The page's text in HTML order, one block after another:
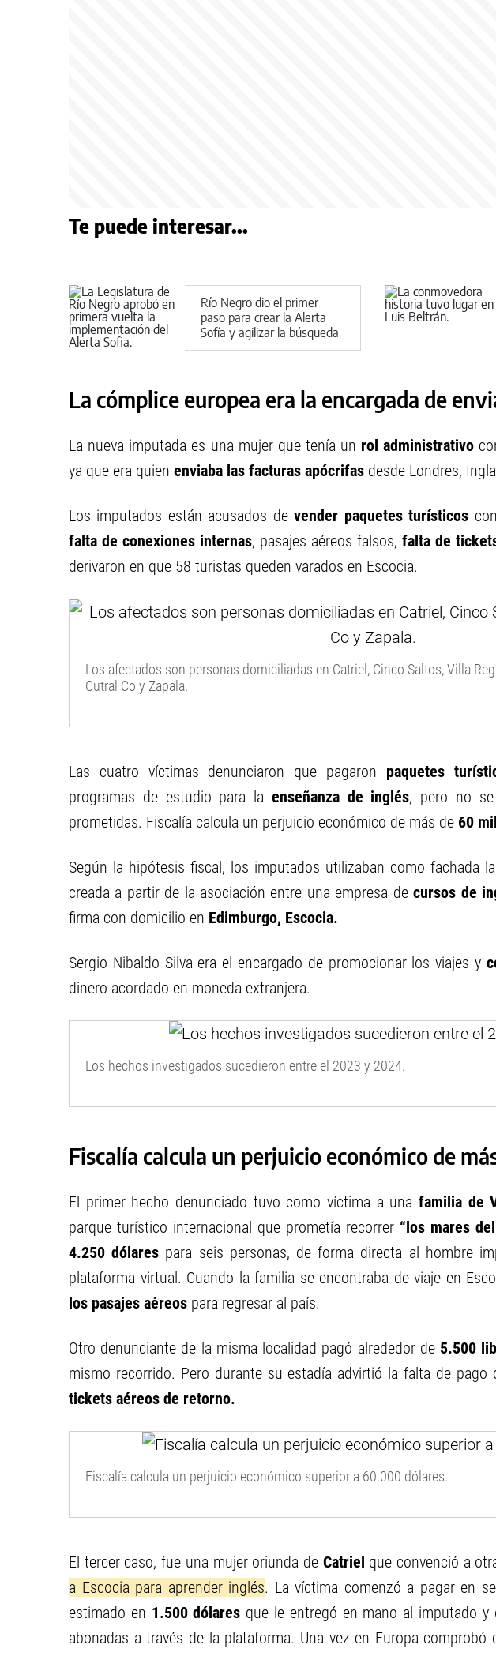
Te puede interesar...
Río Negro dio el primer
paso para crear la Alerta
Sofía y agilizar la búsqueda
de menores
La cómplice europea era la encargada de
La nueva imputada es una mujer que tenía un rol administrativo
ya que era quien enviaba las facturas apócrifas desde Londres,
Los imputados están acusados devender paquetes turísticos
falta de conexiones internas, pasajes aéreos falsos, falta de
derivaron en que 58 turistas queden varados en Escocia.
Los afectados son personas domiciliadas en Catriel, Cinco Saltos, Villa
Cutral Co y Zapala.
Las cuatro víctimas denunciaron que pagaron paquetes
programas de estudio para la enseñanza de inglés, pero no se
prometidas. Fiscalía calcula un perjuicio económico de más de 60
Según la hipótesis fiscal, los imputados utilizaban como fachada la
creada a partir de la asociación entre una empresa decursos de
firma con domicilio en Edimburgo, Escocia.
Sergio Nibaldo Silva era el encargado de promocionar los viajes y
dinero acordado en moneda extranjera.
Los hechos investigados sucedieron entre el 2023 y 2024.
Fiscalía calcula un perjuicio económico de
El primer hecho denunciado tuvo como víctima a una familia de
parque turístico internacional que prometía recorrer “los mares
4.250 dólares para seis personas, de forma directa al hombre
plataforma virtual. Cuando la familia se encontraba de viaje en
los pasajes aéreos para regresar al país.
Otro denunciante de la misma localidad pagó alrededor de5.500
mismo recorrido. Pero durante su estadía advirtió la falta de pago
tickets aéreos de retorno.
Fiscalía calcula un perjuicio económico superior a 60.000 dólares.
El tercer caso, fue una mujer oriunda de Catriel que convenció a
a Escocia para aprender inglés. La víctima comenzó a pagar en
estimado en 1.500 dólares que le entregó en mano al imputado
abonadas a través de la plataforma. Una vez en Europa